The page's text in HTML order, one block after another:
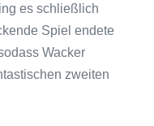
es schließlich
Spiel endete
Wacker
zweiten